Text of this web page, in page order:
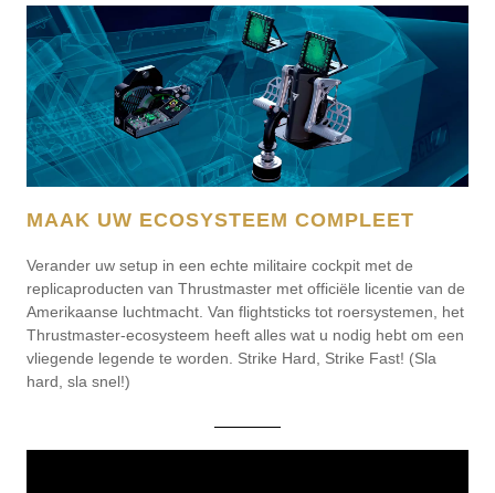
MAAK UW ECOSYSTEEM COMPLEET
Verander uw setup in een echte militaire cockpit met de
replicaproducten van Thrustmaster met officiële licentie van de
Amerikaanse luchtmacht. Van flightsticks tot roersystemen, het
Thrustmaster-ecosysteem heeft alles wat u nodig hebt om een
vliegende legende te worden. Strike Hard, Strike Fast! (Sla
hard, sla snel!)